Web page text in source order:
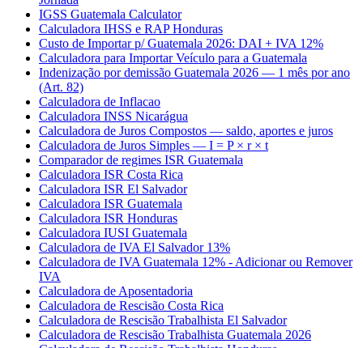
IGSS Guatemala Calculator
Calculadora IHSS e RAP Honduras
Custo de Importar p/ Guatemala 2026: DAI + IVA 12%
Calculadora para Importar Veículo para a Guatemala
Indenização por demissão Guatemala 2026 — 1 mês por ano
(Art. 82)
Calculadora de Inflacao
Calculadora INSS Nicarágua
Calculadora de Juros Compostos — saldo, aportes e juros
Calculadora de Juros Simples — I = P × r × t
Comparador de regimes ISR Guatemala
Calculadora ISR Costa Rica
Calculadora ISR El Salvador
Calculadora ISR Guatemala
Calculadora ISR Honduras
Calculadora IUSI Guatemala
Calculadora de IVA El Salvador 13%
Calculadora de IVA Guatemala 12% - Adicionar ou Remover
IVA
Calculadora de Aposentadoria
Calculadora de Rescisão Costa Rica
Calculadora de Rescisão Trabalhista El Salvador
Calculadora de Rescisão Trabalhista Guatemala 2026